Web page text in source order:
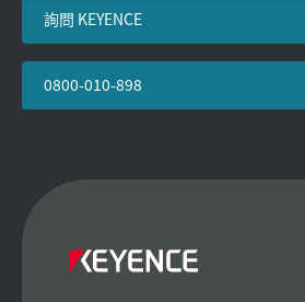
詢問 KEYENCE
0800-010-898